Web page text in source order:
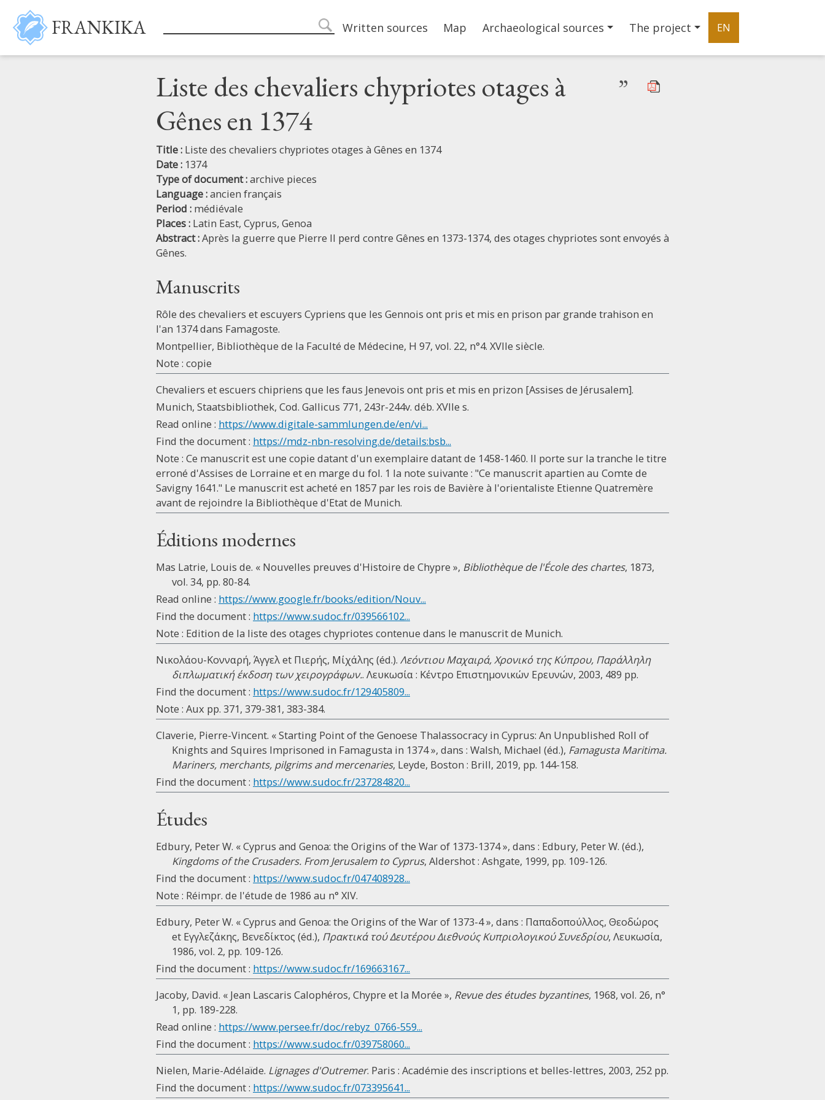
Skip to main content
FRANKIKA search
Main navigation
Written sources Map Archaeological sources The project EN
Liste des chevaliers chypriotes otages à
Gênes en 1374
”
Title : Liste des chevaliers chypriotes otages à Gênes en 1374
Date : 1374
Type of document :archive pieces
Language :ancien français
Period : médiévale
Places : Latin East, Cyprus, Genoa
Abstract :Après la guerre que Pierre II perd contre Gênes en 1373-1374, des otages chypriotes sont envoyés à
Gênes.
Manuscrits
Rôle des chevaliers et escuyers Cypriens que les Gennois ont pris et mis en prison par grande trahison en
l'an 1374 dans Famagoste.
Montpellier, Bibliothèque de la Faculté de Médecine, H 97, vol. 22, n°4. XVIIe siècle.
Note : copie
Chevaliers et escuers chipriens que les faus Jenevois ont pris et mis en prizon [Assises de Jérusalem].
Munich, Staatsbibliothek, Cod. Gallicus 771, 243r-244v. déb. XVIIe s.
Read online : https://www.digitale-sammlungen.de/en/vi...
Find the document : https://mdz-nbn-resolving.de/details:bsb...
Note : Ce manuscrit est une copie datant d'un exemplaire datant de 1458-1460. Il porte sur la tranche le titre
erroné d'Assises de Lorraine et en marge du fol. 1 la note suivante : "Ce manuscrit apartien au Comte de
Savigny 1641." Le manuscrit est acheté en 1857 par les rois de Bavière à l'orientaliste Etienne Quatremère
avant de rejoindre la Bibliothèque d'Etat de Munich.
Éditions modernes
Mas Latrie, Louis de. « Nouvelles preuves d'Histoire de Chypre », Bibliothèque de l'École des chartes, 1873,
vol. 34, pp. 80-84.
Read online : https://www.google.fr/books/edition/Nouv...
Find the document : https://www.sudoc.fr/039566102...
Note : Edition de la liste des otages chypriotes contenue dans le manuscrit de Munich.
Νικολάου-Κονναρή, Άγγελ et Πιερής, Μίχάλης (éd.). Λεόντιου Μαχαιρά, Χρονικό της Κύπρου, Παράλληλη
διπλωματική έκδοση των χειρογράφων.. Λευκωσία : Κέντρο Επιστημονικών Ερευνών, 2003, 489 pp.
Find the document : https://www.sudoc.fr/129405809...
Note : Aux pp. 371, 379-381, 383-384.
Claverie, Pierre-Vincent. « Starting Point of the Genoese Thalassocracy in Cyprus: An Unpublished Roll of
Knights and Squires Imprisoned in Famagusta in 1374 », dans : Walsh, Michael (éd.), Famagusta Maritima.
Mariners, merchants, pilgrims and mercenaries, Leyde, Boston : Brill, 2019, pp. 144-158.
Find the document : https://www.sudoc.fr/237284820...
Études
Edbury, Peter W. « Cyprus and Genoa: the Origins of the War of 1373-1374 », dans : Edbury, Peter W. (éd.),
Kingdoms of the Crusaders. From Jerusalem to Cyprus, Aldershot : Ashgate, 1999, pp. 109-126.
Find the document : https://www.sudoc.fr/047408928...
Note : Réimpr. de l'étude de 1986 au n° XIV.
Edbury, Peter W. « Cyprus and Genoa: the Origins of the War of 1373-4 », dans : Παπαδοπούλλος, Θεοδώρος
et Εγγλεζάκης, Βενεδίκτος (éd.), Πρακτικά τού Δευτέρου Διεθνούς Κυπριολογικού Συνεδρίου, Λευκωσία,
1986, vol. 2, pp. 109-126.
Find the document : https://www.sudoc.fr/169663167...
Jacoby, David. « Jean Lascaris Calophéros, Chypre et la Morée », Revue des études byzantines, 1968, vol. 26, n°
1, pp. 189-228.
Read online : https://www.persee.fr/doc/rebyz_0766-559...
Find the document : https://www.sudoc.fr/039758060...
Nielen, Marie-Adélaïde. Lignages d'Outremer. Paris : Académie des inscriptions et belles-lettres, 2003, 252 pp.
Find the document : https://www.sudoc.fr/073395641...